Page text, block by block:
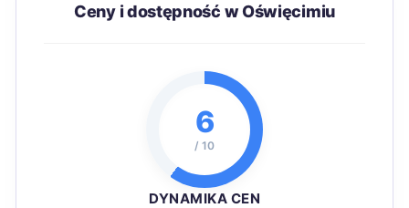
Ceny i dostępność w Oświęcimiu
6
/ 10
DYNAMIKA CEN